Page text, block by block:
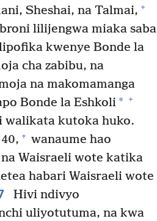
Sheshai, na Talmai, +
lilijengwa miaka saba
kwenye Bonde la
cha zabibu, na
na makomamanga
Bonde la Eshkoli* +
walikata kutoka huko.
+ wanaume hao
Waisraeli wote katika
habari Waisraeli wote
Hivi ndivyo
uliyotutuma, na kwa